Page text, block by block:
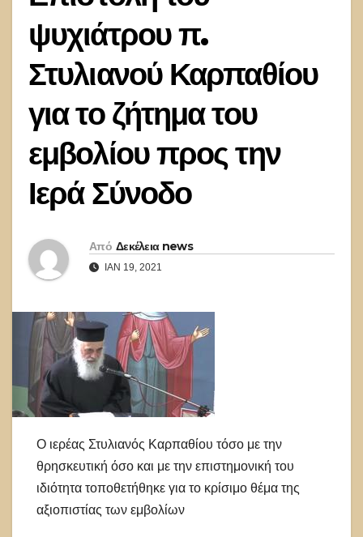
ψυχιάτρου π.
Στυλιανού Καρπαθίου
για το ζήτημα του
εμβολίου προς την
Ιερά Σύνοδο
Από Δεκέλεια news
ΙΑΝ 19, 2021
Ο ιερέας Στυλιανός Καρπαθίου τόσο με την
θρησκευτική όσο και με την επιστημονική του
ιδιότητα τοποθετήθηκε για το κρίσιμο θέμα της
αξιοπιστίας των εμβολίων